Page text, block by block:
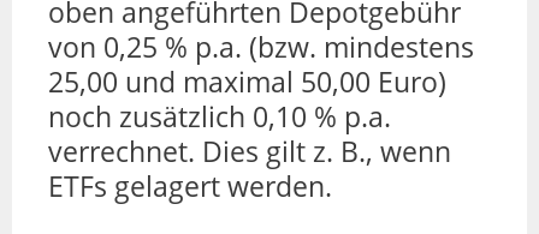
oben angeführten Depotgebühr
von 0,25 % p.a. (bzw. mindestens
25,00 und maximal 50,00 Euro)
noch zusätzlich 0,10 % p.a.
verrechnet. Dies gilt z. B., wenn
ETFs gelagert werden.